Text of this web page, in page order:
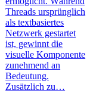
Threads ursprünglich
als textbasiertes
Netzwerk gestartet
ist, gewinnt die
visuelle Komponente
zunehmend an
Bedeutung.
Zusätzlich zu…